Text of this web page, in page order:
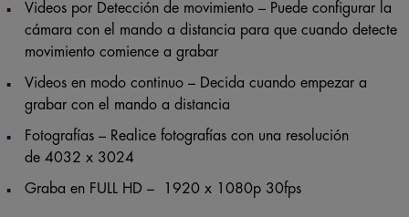
Videos por Detección de movimiento – Puede configurar la
cámara con el mando a distancia para que cuando detecte
movimiento comience a grabar
Videos en modo continuo – Decida cuando empezar a
grabar con el mando a distancia
Fotografías – Realice fotografías con una resolución
de 4032 x 3024
Graba en FULL HD – 1920 x 1080p 30fps